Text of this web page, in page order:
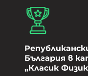
България в
„Класик